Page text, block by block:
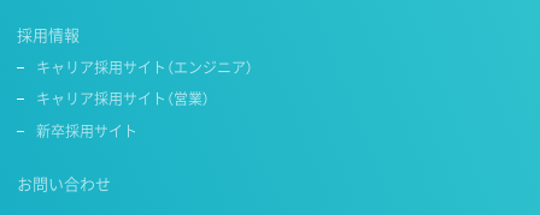
採用情報
キャリア採用サイト（エンジニア）
キャリア採用サイト（営業）
新卒採用サイト
お問い合わせ